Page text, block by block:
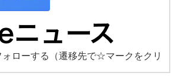
ローする
（遷移先で☆マークをクリ